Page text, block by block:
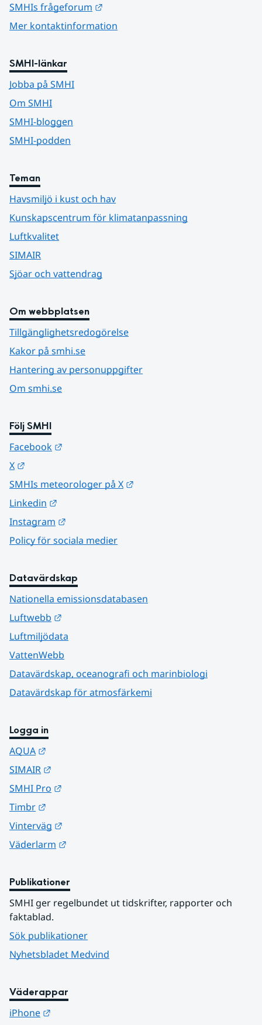
SMHIs frågeforum
Mer kontaktinformation
SMHI-länkar
Jobba på SMHI
Om SMHI
SMHI-bloggen
SMHI-podden
Teman
Havsmiljö i kust och hav
Kunskapscentrum för klimatanpassning
Luftkvalitet
SIMAIR
Sjöar och vattendrag
Om webbplatsen
Tillgänglighetsredogörelse
Kakor på smhi.se
Hantering av personuppgifter
Om smhi.se
Följ SMHI
Facebook
X
SMHIs meteorologer på X
Linkedin
Instagram
Policy för sociala medier
Datavärdskap
Nationella emissionsdatabasen
Luftwebb
Luftmiljödata
VattenWebb
Datavärdskap, oceanografi och marinbiologi
Datavärdskap för atmosfärkemi
Logga in
AQUA
SIMAIR
SMHI Pro
Timbr
Vinterväg
Väderlarm
Publikationer
SMHI ger regelbundet ut tidskrifter, rapporter och
faktablad.
Sök publikationer
Nyhetsbladet Medvind
Väderappar
iPhone